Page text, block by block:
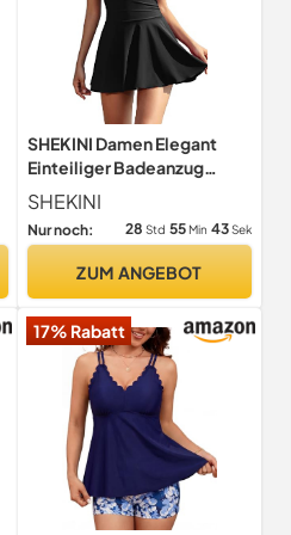
SHEKINI Damen Elegant
Einteiliger Badeanzug
Rückenfrei Schwimmkleid
Ruched Retro Bauchweg
Bauchkontrolle Badekleid
für Damen (Schwarz, M)
SHEKINI
Nur noch: 28 Std 55Min 42Sek
ZUM ANGEBOT
17% Rabatt